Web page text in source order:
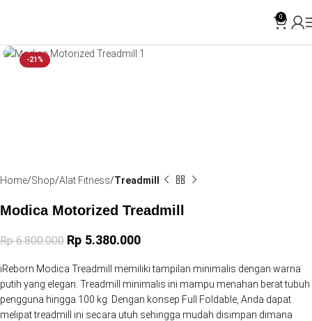
0
-21%
Home Shop Alat Fitness Treadmill
Modica Motorized Treadmill
Rp6.800.000 Rp 5.380.000
iReborn Modica Treadmill memiliki tampilan minimalis dengan warna
putih yang elegan. Treadmill minimalis ini mampu menahan berat tubuh
pengguna hingga 100 kg. Dengan konsep Full Foldable, Anda dapat
melipat treadmill ini secara utuh sehingga mudah disimpan dimana